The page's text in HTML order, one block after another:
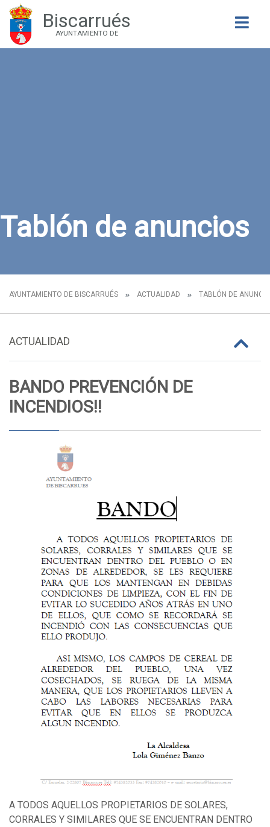
Biscarrués
AYUNTAMIENTO DE
Tablón de anuncios
AYUNTAMIENTO DE BISCARRUÉS ACTUALIDAD TABLÓN DE
ACTUALIDAD
BANDO PREVENCIÓN DE
INCENDIOS!!
A TODOS AQUELLOS PROPIETARIOS DE SOLARES,
CORRALES Y SIMILARES QUE SE ENCUENTRAN DENTRO